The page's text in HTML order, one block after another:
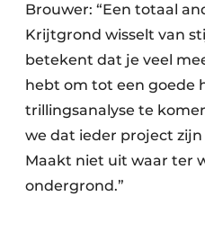
Brouwer: “Een totaal
Krijtgrond wisselt van
betekent dat je veel
hebt om tot een goede
trillingsanalyse te
we dat ieder project
Maakt niet uit waar ter
ondergrond.”